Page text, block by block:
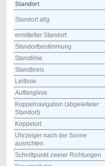
Standort
Standort allg.
ermittelter Standort
Standortbestimmung
Standlinie
Standkreis
Leitlinie
Auffanglinie
Koppelnavigation (abgeleiteter
Standort)
Koppelort
Uhrzeiger nach der Sonne
ausrichten
Schnittpunkt zweier Richtungen